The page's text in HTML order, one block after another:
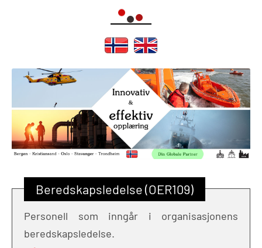
Beredskapsledelse (OER109)
Personell som inngår i organisasjonens
beredskapsledelse.